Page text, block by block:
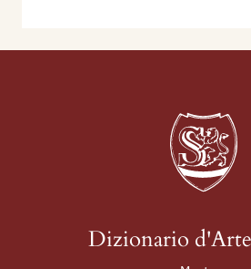
Dizionario